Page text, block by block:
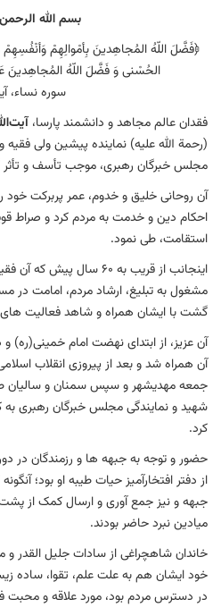
بسم الله
﴿فَضَّلَ اللّهُ المُجاهِدينَ بِأمْوالِهِمْ وَأنْفُسِهِمْ
الحُسْنى وَ فَضَّلَ اللّهُ المُجاهِدينَ
سوره نساء،
فقدان عالم مجاهد و دانشمند پارسا،
(رحمة الله علیه) نماینده پیشین ولی
مجلس خبرگان رهبری، موجب تأسف و تأثر
آن روحانی خلیق و خدوم، عمر پربرکت خود
احکام دین و خدمت به مردم کرد و صراط
استقامت، طی نمود.
اینجانب از قریب به ۶۰
مشغول به تبلیغ، ارشاد مردم، امامت در
گشت با ایشان همراه و شاهد فعالیت های
آن عزیز، از ابتدای نهضت امام
آن همراه شد و بعد از پیروزی انقلاب
جمعه مهدیشهر و سپس سمنان و سالیان
شهید و نمایندگی مجلس خبرگان رهبری
کرد.
حضور و توجه به جبهه ها و رزمندگان در
از دفتر افتخارآمیز حیات طیبه او بود؛
جبهه و نیز جمع آوری و ارسال کمک از پشت
میادین نبرد حاضر بودند.
خاندان شاهچراغی از سادات جلیل القدر و
خود ایشان هم به علت علم، تقوا، ساده
در دسترس مردم بود، مورد علاقه و محبت